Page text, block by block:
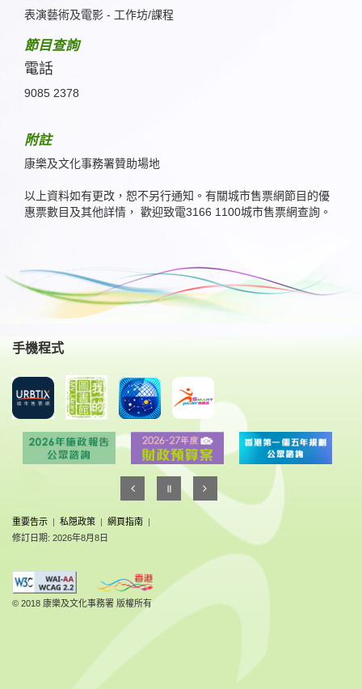
表演藝術及電影 - 工作坊/課程
節目查詢
電話
9085 2378
附註
康樂及文化事務署贊助場地
以上資料如有更改，恕不另行通知。有關城市售票網節目的優
惠票數目及其他詳情， 歡迎致電3166 1100城市售票網查詢。
手機程式
重要告示 | 私隠政策 | 網頁指南 |
修訂日期: 2026年8月8日
© 2018 康樂及文化事務署 版權所有